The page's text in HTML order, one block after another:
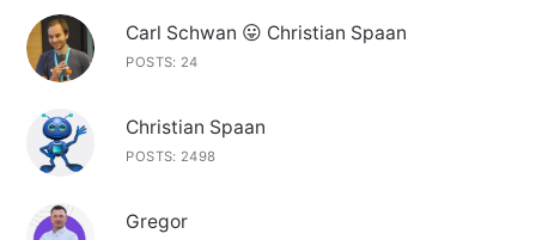
Carl Schwan 😛 Christian Spaan
POSTS: 24
Christian Spaan
POSTS: 2498
Gregor